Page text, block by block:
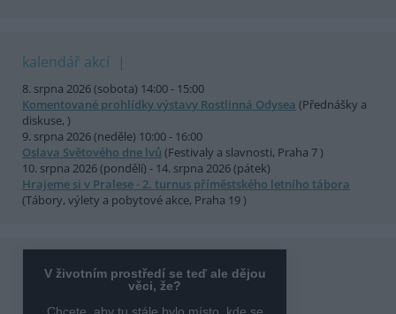
kalendář akcí
8. srpna 2026 (sobota) 14:00 - 15:00
Komentované prohlídky výstavy Rostlinná Odysea (Přednášky a
diskuse, )
9. srpna 2026 (neděle) 10:00 - 16:00
Oslava Světového dne lvů (Festivaly a slavnosti, Praha 7 )
10. srpna 2026 (pondělí) - 14. srpna 2026 (pátek)
Hrajeme si v Pralese - 2. turnus příměstského letního tábora
(Tábory, výlety a pobytové akce, Praha 19 )